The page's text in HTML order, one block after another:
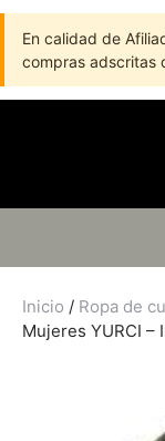
En calidad de
compras adscritas
Inicio / Ropa de
Mujeres YURCI –